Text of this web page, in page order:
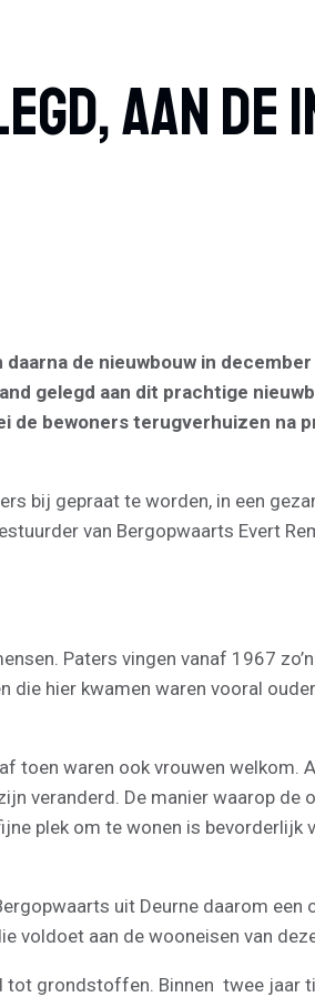
Aan
de nieuwbouw in
gelegd aan dit prachtige
de bewoners terugverhuizen na
bij gepraat te worden, in een
van Bergopwaarts Evert
Paters vingen vanaf 1967
hier kwamen waren vooral
toen waren ook vrouwen welkom.
veranderd. De manier waarop de
plek om te wonen is bevorderlijk
uit Deurne daarom
voldoet aan de wooneisen van
grondstoffen. Binnen twee jaar